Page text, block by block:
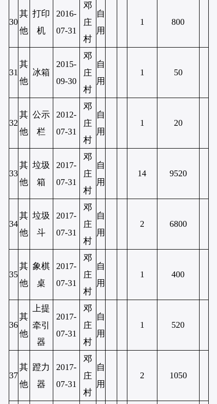
30
其
他
打印
机
2016-
07-31
邓
庄
村
自
用
1 800
31
其
他
冰箱
2015-
09-30
邓
庄
村
自
用
1 50
32
其
他
公示
栏
2012-
07-31
邓
庄
村
自
用
1 20
33
其
他
垃圾
箱
2017-
07-31
邓
庄
村
自
用
14 9520
34
其
他
垃圾
斗
2017-
07-31
邓
庄
村
自
用
2 6800
35
其
他
象棋
桌
2017-
07-31
邓
庄
村
自
用
1 400
36
其
他
上提
牵引
器
2017-
07-31
邓
庄
村
自
用
1 520
37
其
他
蹬力
器
2017-
07-31
邓
庄
村
自
用
2 1050